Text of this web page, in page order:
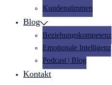
Kundenstimmen
Blog
Beziehungskompetenz
Emotionale Intelligenz
Podcast | Blog
Kontakt